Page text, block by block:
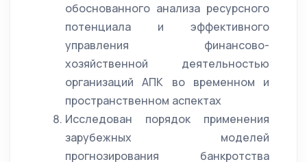
обоснованного анализа ресурсного
потенциала и эффективного
управления финансово-
хозяйственной деятельностью
организаций АПК во временном и
пространственном аспектах
Исследован порядок применения
зарубежных моделей
прогнозирования банкротства